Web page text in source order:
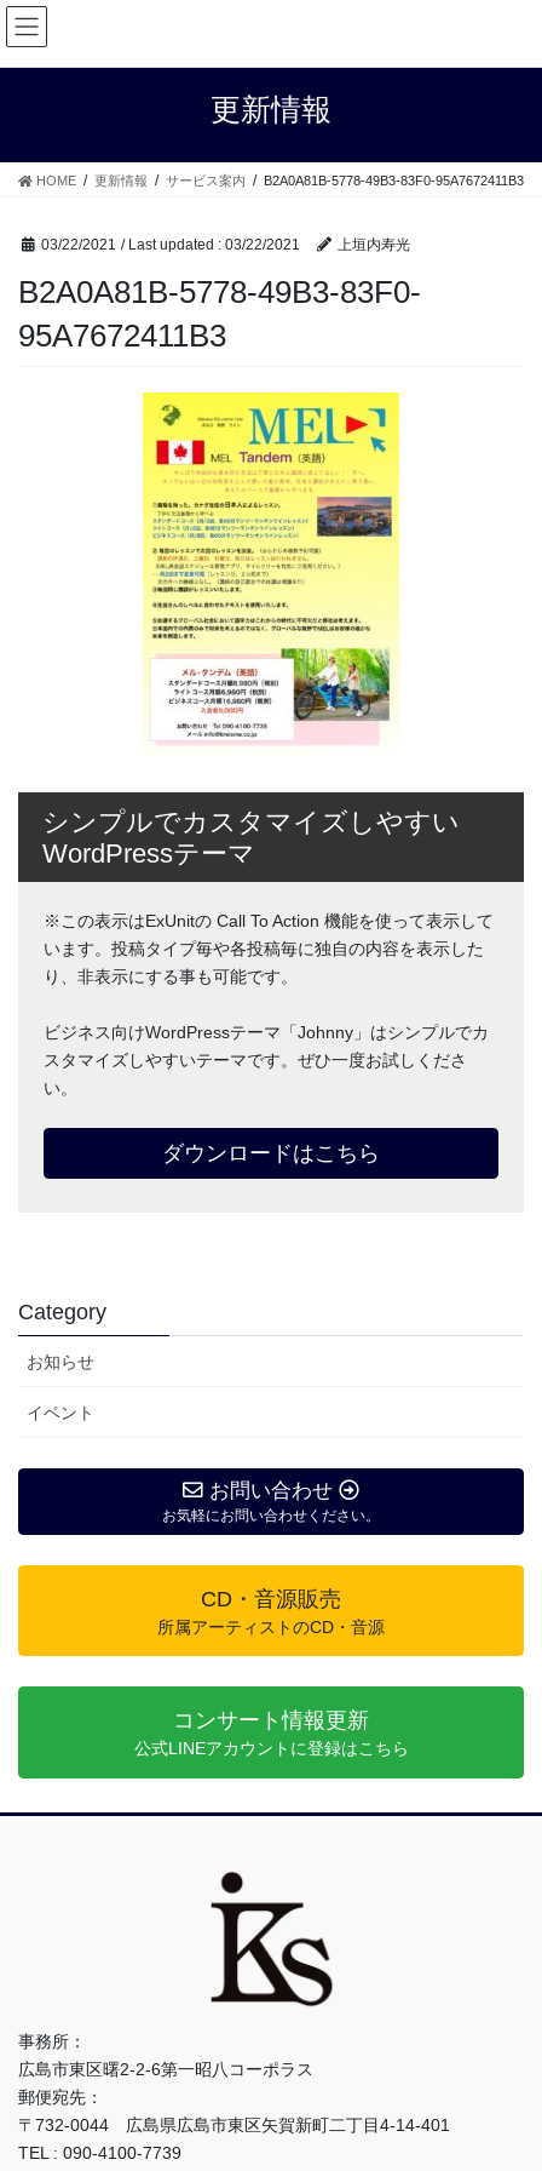
Skip
Skip
更新情報
HOME 更新情報 サービス案内 B2A0A81B-5778-49B3-83F0-95A7672411B3
03/22/2021 / Last updated : 03/22/2021 上垣内寿光
B2A0A81B-5778-49B3-83F0-
95A7672411B3
シンプルでカスタマイズしやすい
WordPressテーマ
※この表示はExUnitの Call To Action 機能を使って表示して
います。投稿タイプ毎や各投稿毎に独自の内容を表示した
り、非表示にする事も可能です。
ビジネス向けWordPressテーマ「Johnny」はシンプルでカ
スタマイズしやすいテーマです。ぜひ一度お試しくださ
い。
ダウンロードはこちら
Category
お知らせ
イベント
お問い合わせ
お気軽にお問い合わせください。
CD・音源販売
所属アーティストのCD・音源
コンサート情報更新
公式LINEアカウントに登録はこちら
事務所：
広島市東区曙2-2-6第一昭八コーポラス
郵便宛先：
〒732-0044 広島県広島市東区矢賀新町二丁目4-14-401
TEL : 090-4100-7739